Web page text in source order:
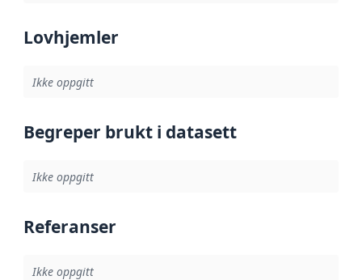
Lovhjemler
Ikke oppgitt
Begreper brukt i datasett
Ikke oppgitt
Referanser
Ikke oppgitt